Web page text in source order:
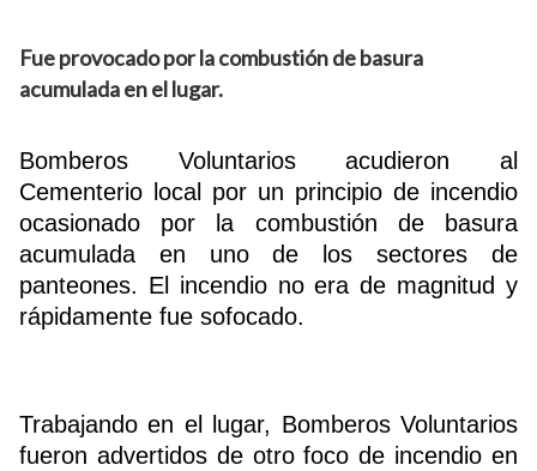
Fue provocado por la combustión de basura
acumulada en el lugar.
Bomberos Voluntarios acudieron al
Cementerio local por un principio de incendio
ocasionado por la combustión de basura
acumulada en uno de los sectores de
panteones. El incendio no era de magnitud y
rápidamente fue sofocado.
Trabajando en el lugar, Bomberos Voluntarios
fueron advertidos de otro foco de incendio en
Buscador